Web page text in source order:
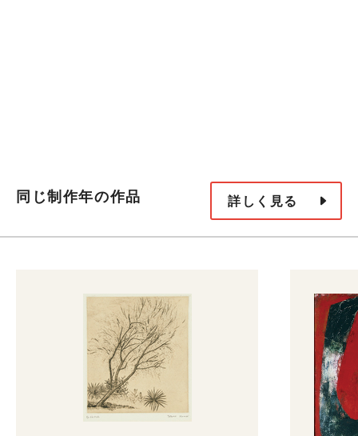
同じ制作年の作品 詳しく見る